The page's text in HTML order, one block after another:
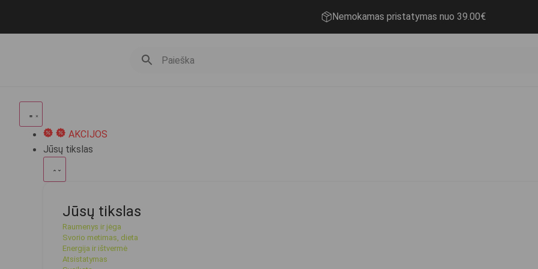
Nemokamas pristatymas nuo 39.00€
AKCIJOS
Jūsų tikslas
Jūsų tikslas
Raumenys ir jėga
Svorio metimas, dieta
Energija ir ištvermė
Atsistatymas